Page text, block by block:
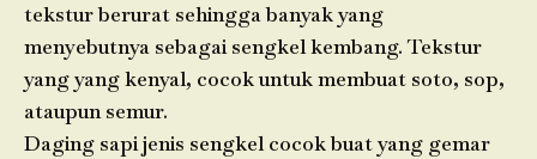
tekstur berurat sehingga banyak yang
menyebutnya sebagai sengkel kembang. Tekstur
yang yang kenyal, cocok untuk membuat soto, sop,
ataupun semur.
Daging sapi jenis sengkel cocok buat yang gemar